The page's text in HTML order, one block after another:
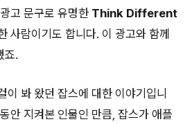
고 문구로 유명한 Think Different
사람이기도 합니다. 이 광고와 함께
죠.
이 봐 왔던 잡스에 대한 이야기입니
안 지켜본 인물인 만큼, 잡스가 애플